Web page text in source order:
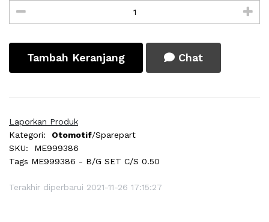
Tambah Keranjang Chat
Laporkan Produk
Kategori:
Otomotif/Sparepart
SKU:
ME999386
Tags ME999386 - B/G SET C/S 0.50
Terakhir diperbarui 2021-11-26 17:15:27